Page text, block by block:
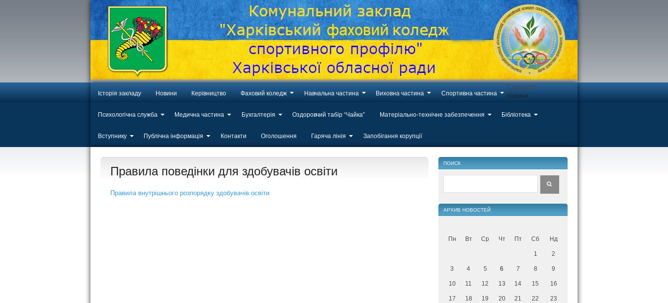
Історія закладу Новини Керівництво Фаховий коледж Навчальна частина Виховна частина Спортивна частина
Психологічна служба Медична частина Бухгалтерія Оздоровчий табір “Чайка” Матеріально-технічне забезпечення Бібліотека
Вступнику Публічна інформація Контакти Оголошення Гаряча лінія Запобігання корупції
Categories
Новини
Правила поведінки для здобувачів освіти
Правила внутрішнього розпорядку здобувачів освіти
ПОИСК
АРХИВ НОВОСТЕЙ
Пн Вт Ср Чт Пт Сб Нд
1 2
3 4 5 6 7 8 9
10 11 12 13 14 15 16
17 18 19 20 21 22 23